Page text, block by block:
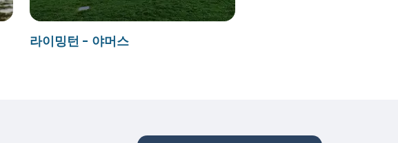
라이밍턴 - 야머스